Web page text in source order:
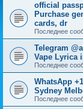
official
Purchase
cards, dr
Последнее
Telegram
Vape Lyrica
Последнее
WhatsApp
Sydney
Последнее